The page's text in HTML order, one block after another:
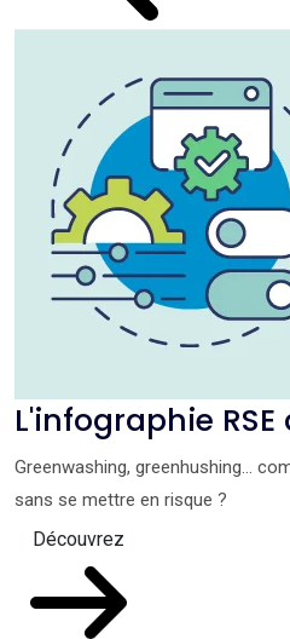
L'infographie
Greenwashing, greenhushing…
sans se mettre en risque ?
Découvrez